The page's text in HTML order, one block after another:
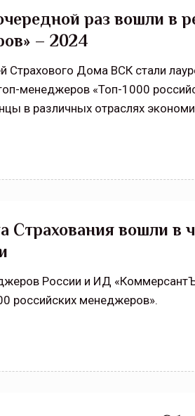
раз вошли в
– 2024
Страхового Дома ВСК стали
менеджеров «Топ-1000
в различных отраслях
вошли в
России и ИД
российских менеджеров».